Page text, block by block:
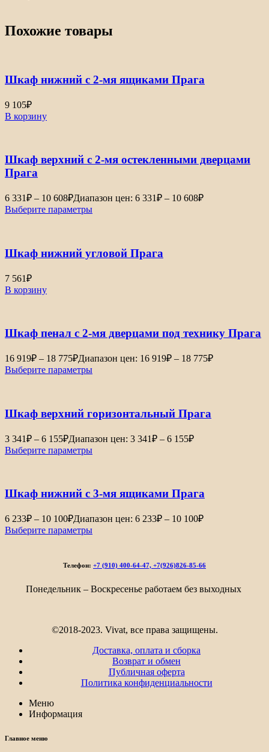
Похожие товары
Шкаф нижний с 2-мя ящиками Прага
9 105₽
В корзину
Шкаф верхний с 2-мя остекленными дверцами
Прага
6 331₽ – 10 608₽Диапазон цен: 6 331₽ – 10 608₽
Выберите параметры
Шкаф нижний угловой Прага
7 561₽
В корзину
Шкаф пенал с 2-мя дверцами под технику Прага
16 919₽ – 18 775₽Диапазон цен: 16 919₽ – 18 775₽
Выберите параметры
Шкаф верхний горизонтальный Прага
3 341₽ – 6 155₽Диапазон цен: 3 341₽ – 6 155₽
Выберите параметры
Шкаф нижний с 3-мя ящиками Прага
6 233₽ – 10 100₽Диапазон цен: 6 233₽ – 10 100₽
Выберите параметры
Телефон: +7 (910) 400-64-47, +7(926)826-85-66
Понедельник – Воскресенье работаем без выходных
©2018-2023. Vivat, все права защищены.
Доставка, оплата и сборка
Возврат и обмен
Публичная оферта
Политика конфиденциальности
Меню
Информация
Главное меню